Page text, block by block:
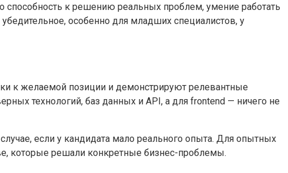
способность к решению реальных проблем, умение работать
особенно для младших специалистов, у
к желаемой позиции и демонстрируют релевантные
технологий, баз данных и API, а для frontend — ничего не
если у кандидата мало реального опыта. Для опытных
которые решали конкретные бизнес-проблемы.